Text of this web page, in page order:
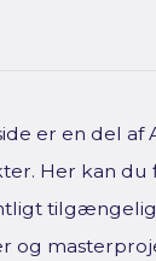
er en del af
Her kan du
og